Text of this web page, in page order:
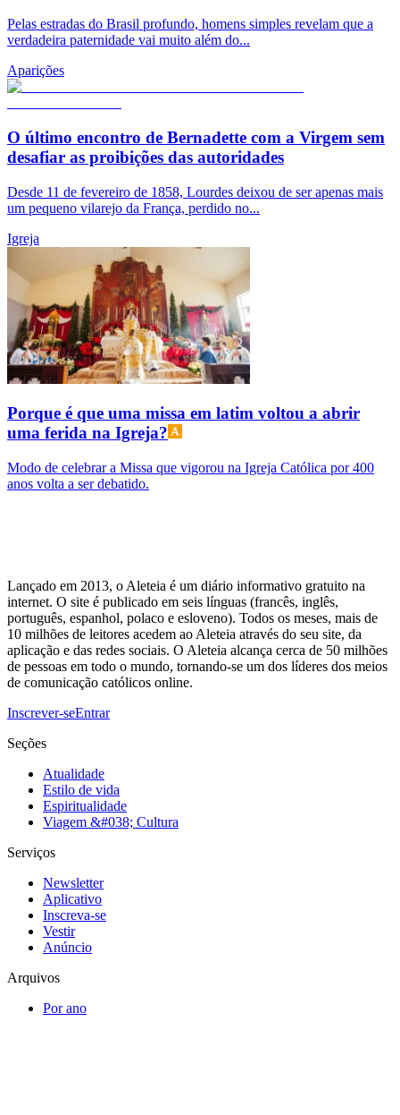
Pelas estradas do Brasil profundo, homens simples revelam que a
verdadeira paternidade vai muito além do...
Aparições
O último encontro de Bernadette com a Virgem sem
desafiar as proibições das autoridades
Desde 11 de fevereiro de 1858, Lourdes deixou de ser apenas mais
um pequeno vilarejo da França, perdido no...
Igreja
Porque é que uma missa em latim voltou a abrir
uma ferida na Igreja?
Modo de celebrar a Missa que vigorou na Igreja Católica por 400
anos volta a ser debatido.
Lançado em 2013, o Aleteia é um diário informativo gratuito na
internet. O site é publicado em seis línguas (francês, inglês,
português, espanhol, polaco e esloveno). Todos os meses, mais de
10 milhões de leitores acedem ao Aleteia através do seu site, da
aplicação e das redes sociais. O Aleteia alcança cerca de 50 milhões
de pessoas em todo o mundo, tornando-se um dos líderes dos meios
de comunicação católicos online.
Inscrever-seEntrar
Seções
Atualidade
Estilo de vida
Espiritualidade
Viagem &#038; Cultura
Serviços
Newsletter
Aplicativo
Inscreva-se
Vestir
Anúncio
Arquivos
Por ano